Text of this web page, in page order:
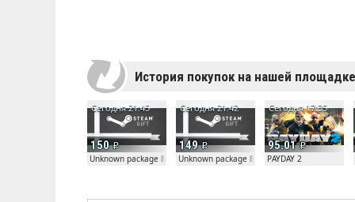
История покупок на нашей площадке
150
Сегодня 21:45
Unknown package 81804
149
Сегодня 21:42
Unknown package 81804
95.01
Сегодня 17:35
PAYDAY 2